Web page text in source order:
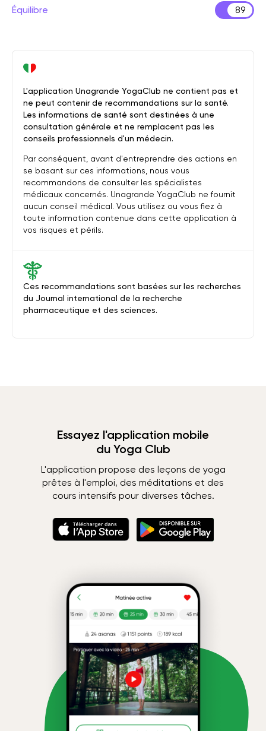
Équilibre 89
Ces recommandations sont basées sur les recherches
du Journal international de la recherche
pharmaceutique et des sciences.
L'application Unagrande YogaClub ne contient pas et
ne peut contenir de recommandations sur la santé.
Les informations de santé sont destinées à une
consultation générale et ne remplacent pas les
conseils professionnels d'un médecin.
Par conséquent, avant d'entreprendre des actions en
se basant sur ces informations, nous vous
recommandons de consulter les spécialistes
médicaux concernés. Unagrande YogaClub ne fournit
aucun conseil médical. Vous utilisez ou vous fiez à
toute information contenue dans cette application à
vos risques et périls.
Essayez l'application mobile
du Yoga Club
L'application propose des leçons de yoga
prêtes à l'emploi, des méditations et des
cours intensifs pour diverses tâches.